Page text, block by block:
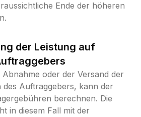
Ende der höheren
der Leistung auf
oder der Versand der
Auftraggebers, kann der
berechnen. Die
in diesem Fall mit der